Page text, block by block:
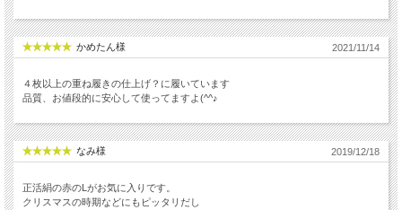
かめたん様 2021/11/14
４枚以上の重ね履きの仕上げ？に履いています
品質、お値段的に安心して使ってますよ(^^♪
なみ様 2019/12/18
正活絹の赤のLがお気に入りです。
クリスマスの時期などにもピッタリだし